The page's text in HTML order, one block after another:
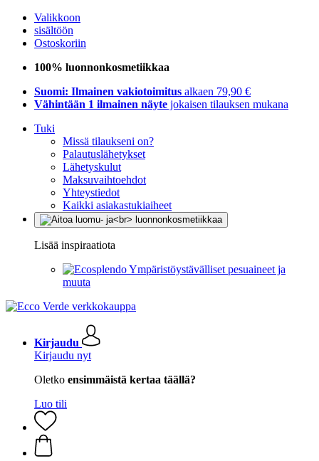
Valikkoon
sisältöön
Ostoskoriin
100% luonnonkosmetiikkaa
Suomi: Ilmainen vakiotoimitus alkaen 79,90 €
Vähintään 1 ilmainen näyte jokaisen tilauksen mukana
Tuki
Missä tilaukseni on?
Palautuslähetykset
Lähetyskulut
Maksuvaihtoehdot
Yhteystiedot
Kaikki asiakastukiaiheet
Lisää inspiraatiota
Ympäristöystävälliset pesuaineet ja
muuta
Kirjaudu
Kirjaudu nyt
Oletko ensimmäistä kertaa täällä?
Luo tili